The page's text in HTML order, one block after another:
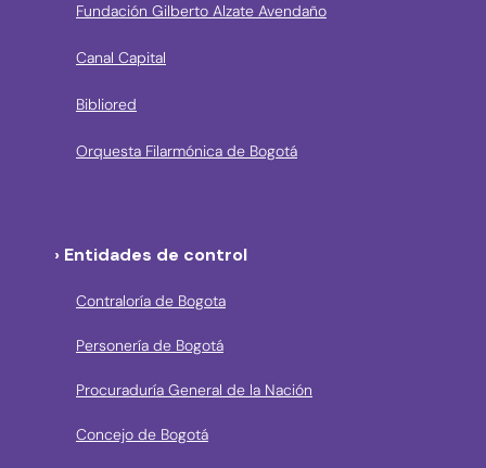
Fundación Gilberto Alzate Avendaño
Canal Capital
Bibliored
Orquesta Filarmónica de Bogotá
› Entidades de control
Contraloría de Bogota
Personería de Bogotá
Procuraduría General de la Nación
Concejo de Bogotá